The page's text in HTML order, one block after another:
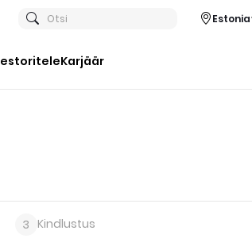
Otsi Estonia
Karjäär
3 Kindlustus